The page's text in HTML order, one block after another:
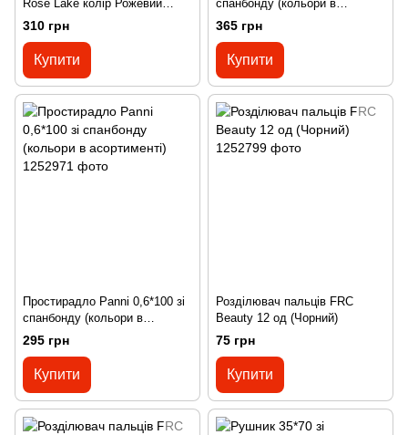
Rose Lake колір Рожевий
100шт\уп. Mediok
310 грн
Купити
спанбонду (кольори в
асортименті)
365 грн
Купити
Простирадло Panni 0,6*100 зі
спанбонду (кольори в
асортименті)
295 грн
Купити
Розділювач пальців FRC
Beauty 12 од (Чорний)
75 грн
Купити